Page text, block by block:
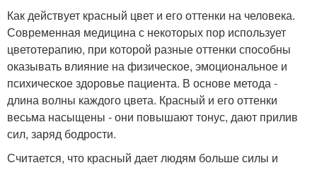
Как действует красный цвет и его оттенки на человека.
Современная медицина с некоторых пор использует
цветотерапию, при которой разные оттенки способны
оказывать влияние на физическое, эмоциональное и
психическое здоровье пациента. В основе метода -
длина волны каждого цвета. Красный и его оттенки
весьма насыщены - они повышают тонус, дают прилив
сил, заряд бодрости.
Считается, что красный дает людям больше силы и